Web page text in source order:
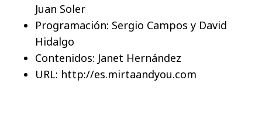
Juan Soler
Programación: Sergio Campos y David
Hidalgo
Contenidos: Janet Hernández
URL: http://es.mirtaandyou.com